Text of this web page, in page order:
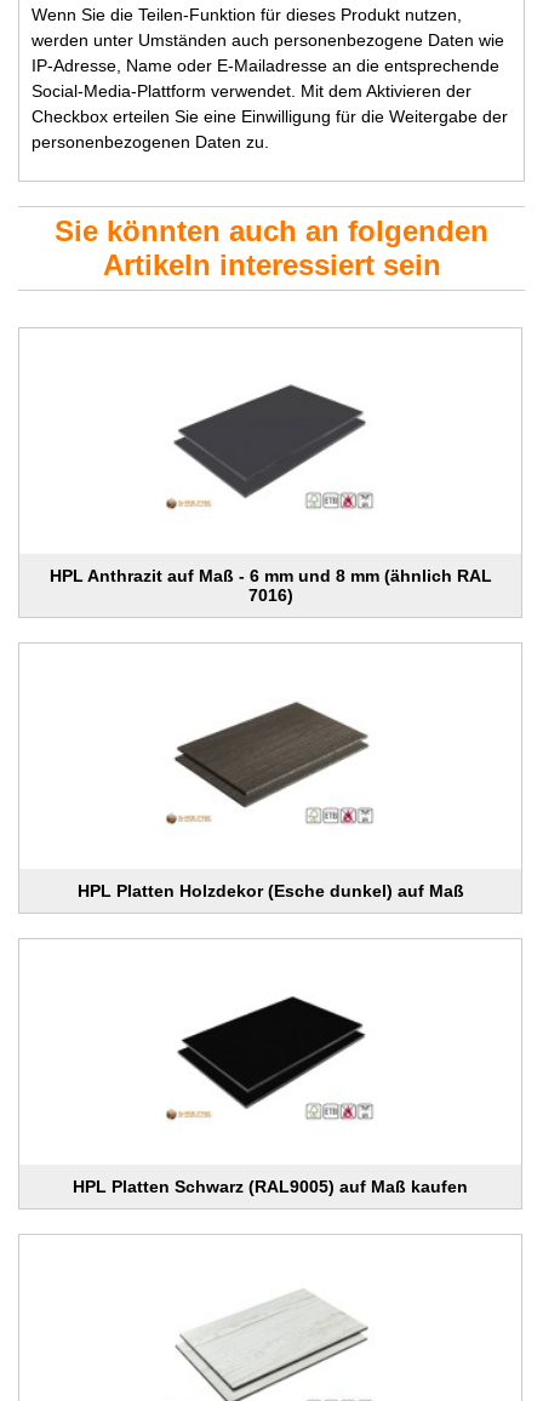
Wenn Sie die Teilen-Funktion für dieses Produkt nutzen,
werden unter Umständen auch personenbezogene Daten wie
IP-Adresse, Name oder E-Mailadresse an die entsprechende
Social-Media-Plattform verwendet. Mit dem Aktivieren der
Checkbox erteilen Sie eine Einwilligung für die Weitergabe der
personenbezogenen Daten zu.
Sie könnten auch an folgenden
Artikeln interessiert sein
HPL Anthrazit auf Maß - 6 mm und 8 mm (ähnlich RAL
7016)
HPL Platten Holzdekor (Esche dunkel) auf Maß
HPL Platten Schwarz (RAL9005) auf Maß kaufen